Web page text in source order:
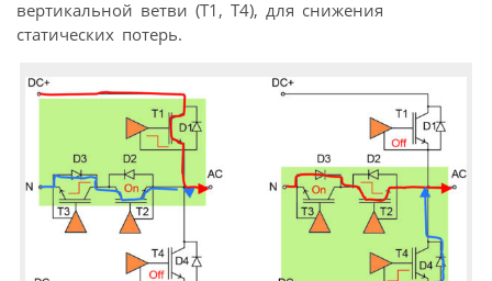
вертикальной ветви (T1, T4), для снижения
статических потерь.